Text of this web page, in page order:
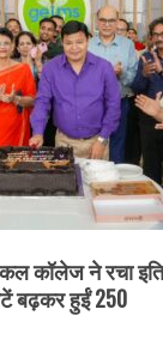
कॉलेज ने रचा
बढ़कर हुईं 250